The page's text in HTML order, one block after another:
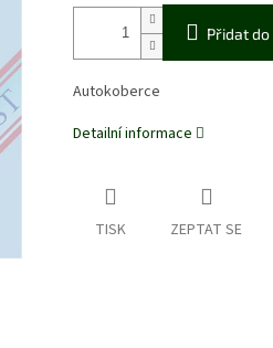
Přidat do
Autokoberce
Detailní informace
TISK ZEPTAT SE